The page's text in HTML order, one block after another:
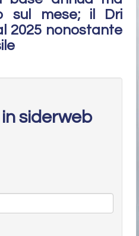
sul mese; il Dri
2025 nonostante
siderweb